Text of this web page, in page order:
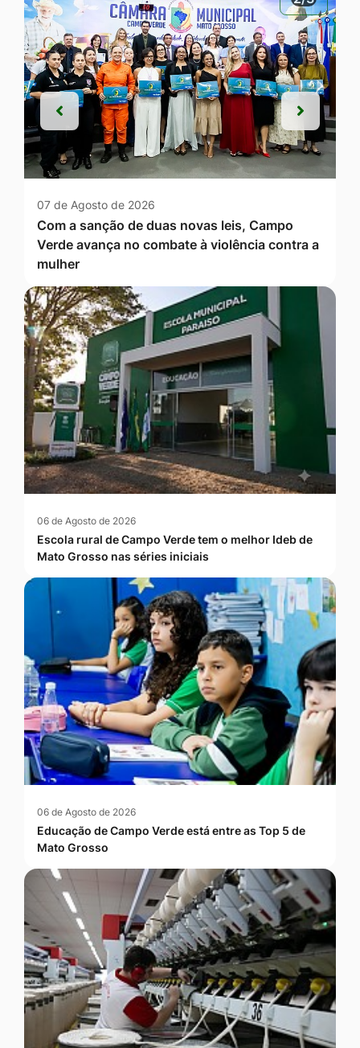
07 de Agosto de 2026
Com a sanção de duas novas leis, Campo
Verde avança no combate à violência contra a
mulher
Anterior
Anterior Próxima
06 de Agosto de 2026
Escola rural de Campo Verde tem o melhor Ideb de
Mato Grosso nas séries iniciais
06 de Agosto de 2026
Educação de Campo Verde está entre as Top 5 de
Mato Grosso